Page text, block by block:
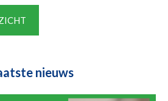
nieuws